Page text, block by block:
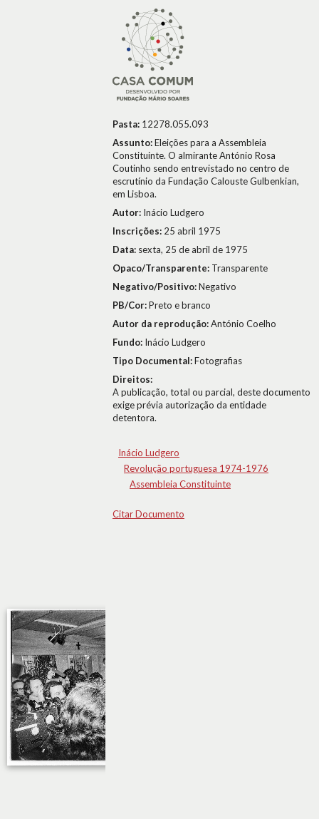
Pasta: 12278.055.093
Assunto:Eleições para a Assembleia
Constituinte. O almirante António Rosa
Coutinho sendo entrevistado no centro de
escrutínio da Fundação Calouste Gulbenkian,
em Lisboa.
Autor: Inácio Ludgero
Inscrições: 25 abril 1975
Data: sexta, 25 de abril de 1975
Opaco/Transparente: Transparente
Negativo/Positivo:Negativo
PB/Cor:Preto e branco
Autor da reprodução:António Coelho
Fundo: Inácio Ludgero
Tipo Documental:Fotografias
Direitos:
A publicação, total ou parcial, deste documento
exige prévia autorização da entidade
detentora.
Inácio Ludgero
Revolução portuguesa 1974-1976
Assembleia Constituinte
Citar Documento